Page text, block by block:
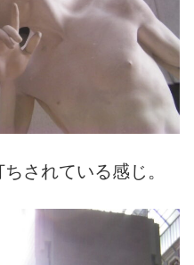
されている感じ。